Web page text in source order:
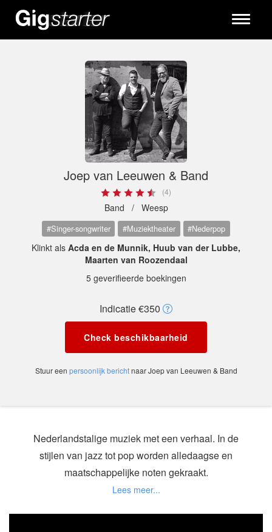
Toggle
Joep van Leeuwen & Band
(4)
Band / Weesp
#Singer-songwriter #Muziektheater #Nederpop
Klinkt als Acda en de Munnik, Huub van der Lubbe,
Maarten van Roozendaal
5 geverifieerde boekingen
Indicatie €350
Check beschikbaarheid
Stuur een persoonlijk berichtnaar Joep van Leeuwen & Band
Nederlandstalige muziek met een verhaal. In de
stijlen van jazz tot pop worden alledaagse en
maatschappelijke noten gekraakt.